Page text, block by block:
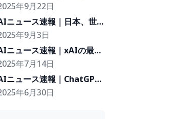
にGeminiを統合
年9月22日
ニュース速報｜日本、世
最強のAIスーパーコンピ
ータ「FugakuNEXT」を
表
年9月3日
ニュース速報｜xAIの最強
ルチモーダルモデル
Grok 4.0」を正式発表
年7月14日
ニュース速報｜ChatGPT
「質問応答AI」から「多
年6月30日